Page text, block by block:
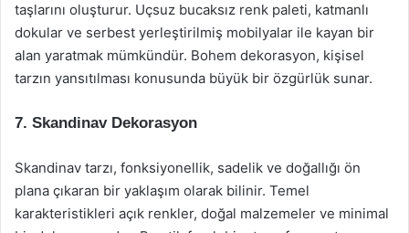
taşlarını oluşturur. Uçsuz bucaksız renk paleti, katmanlı
dokular ve serbest yerleştirilmiş mobilyalar ile kayan bir
alan yaratmak mümkündür. Bohem dekorasyon, kişisel
tarzın yansıtılması konusunda büyük bir özgürlük sunar.
7. Skandinav Dekorasyon
Skandinav tarzı, fonksiyonellik, sadelik ve doğallığı ön
plana çıkaran bir yaklaşım olarak bilinir. Temel
karakteristikleri açık renkler, doğal malzemeler ve minimal